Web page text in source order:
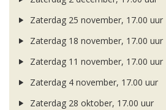
Zaterdag 25 november, 17.00 uur
Zaterdag 18 november, 17.00 uur
Zaterdag 11 november, 17.00 uur
Zaterdag 4 november, 17.00 uur
Zaterdag 28 oktober, 17.00 uur